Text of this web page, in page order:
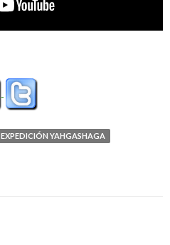
EXPEDICIÓN YAHGASHAGA